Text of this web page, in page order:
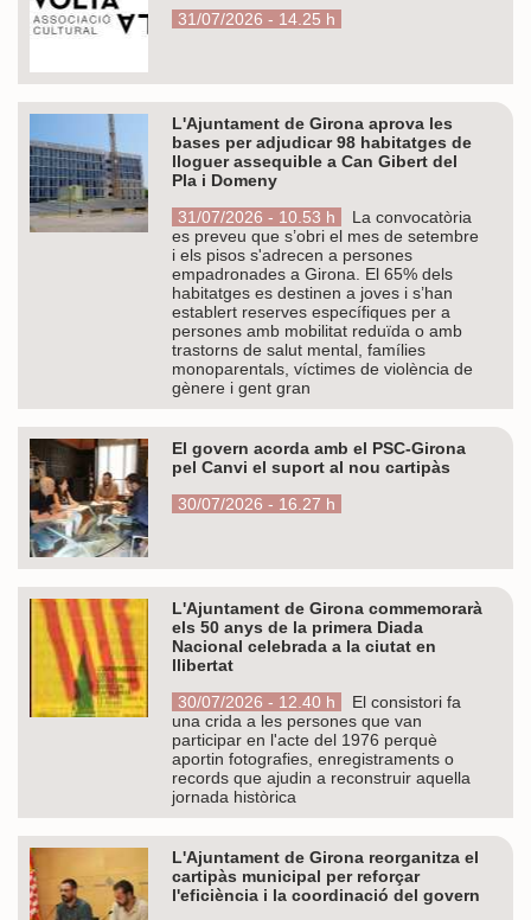
31/07/2026 - 14.25 h
L'Ajuntament de Girona aprova les
bases per adjudicar 98 habitatges de
lloguer assequible a Can Gibert del
Pla i Domeny
31/07/2026 - 10.53 h
La convocatòria
es preveu que s’obri el mes de setembre
i els pisos s'adrecen a persones
empadronades a Girona. El 65% dels
habitatges es destinen a joves i s’han
establert reserves específiques per a
persones amb mobilitat reduïda o amb
trastorns de salut mental, famílies
monoparentals, víctimes de violència de
gènere i gent gran
El govern acorda amb el PSC-Girona
pel Canvi el suport al nou cartipàs
30/07/2026 - 16.27 h
L'Ajuntament de Girona commemorarà
els 50 anys de la primera Diada
Nacional celebrada a la ciutat en
llibertat
30/07/2026 - 12.40 h
El consistori fa
una crida a les persones que van
participar en l'acte del 1976 perquè
aportin fotografies, enregistraments o
records que ajudin a reconstruir aquella
jornada històrica
L'Ajuntament de Girona reorganitza el
cartipàs municipal per reforçar
l'eficiència i la coordinació del govern